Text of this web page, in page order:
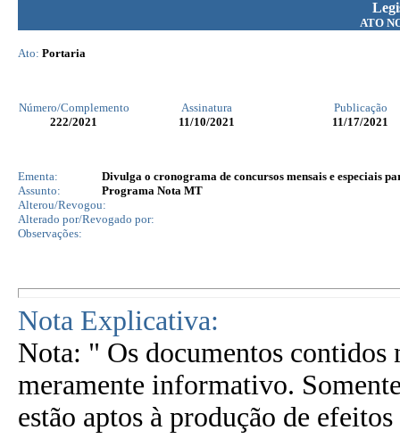
ATO
Ato: Portaria
Número/Complemento Assinatura
Publicação
222/2021 11/10/2021 11/17/2021
Ementa:
Divulga o cronograma de concursos mensais e especiais
Assunto:
Programa Nota MT
Alterou/Revogou:
Alterado por/Revogado por:
Observações:
Nota Explicativa:
Nota: " Os documentos contidos
meramente informativo.
estão aptos à produção de